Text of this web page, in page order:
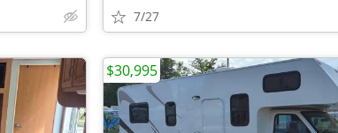
7/27
$30,995